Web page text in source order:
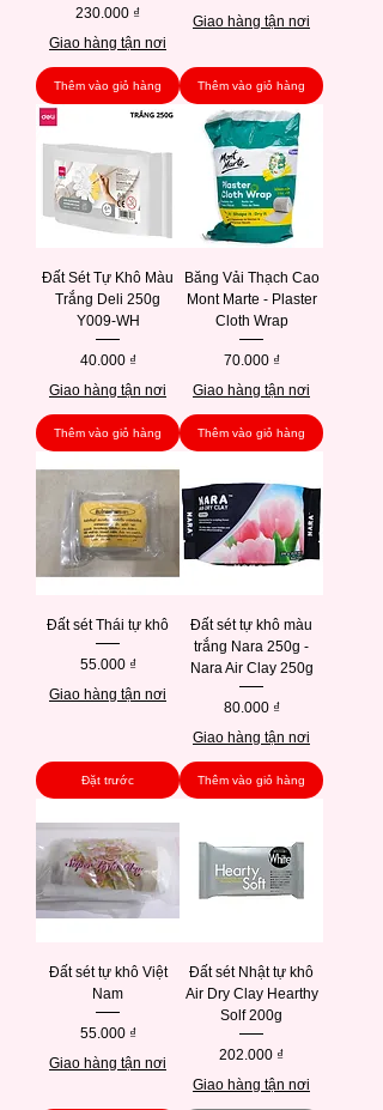
Giá
230.000 ₫
Giao hàng tận nơi
Thêm vào giỏ hàng
Giao hàng tận nơi
Thêm vào giỏ hàng
Đất Sét Tự Khô Màu
Trắng Deli 250g
Y009-WH
Giá
40.000 ₫
Giao hàng tận nơi
Thêm vào giỏ hàng
Băng Vải Thạch Cao
Mont Marte - Plaster
Cloth Wrap
Giá
70.000 ₫
Giao hàng tận nơi
Thêm vào giỏ hàng
Đất sét Thái tự khô
Giá
55.000 ₫
Giao hàng tận nơi
Đặt trước
Đất sét tự khô màu
trắng Nara 250g -
Nara Air Clay 250g
Giá
80.000 ₫
Giao hàng tận nơi
Thêm vào giỏ hàng
Đất sét tự khô Việt
Nam
Giá
55.000 ₫
Giao hàng tận nơi
Đất sét Nhật tự khô
Air Dry Clay Hearthy
Solf 200g
Giá
202.000 ₫
Giao hàng tận nơi